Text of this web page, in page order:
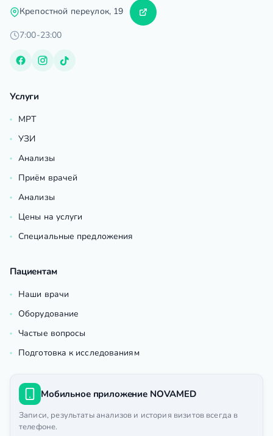
Крепостной переулок, 19
7:00-23:00
Услуги
МРТ
УЗИ
Анализы
Приём врачей
Анализы
Цены на услуги
Специальные предложения
Пациентам
Наши врачи
Оборудование
Частые вопросы
Подготовка к исследованиям
Мобильное приложение NOVAMED
Записи, результаты анализов и история визитов всегда в
телефоне.